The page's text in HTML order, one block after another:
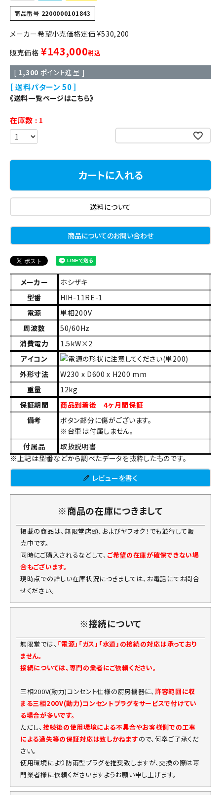
商品番号 2200000101843
定価 ¥530,200
販売価格 ¥143,000税込
[ 1,300 ポイント進呈 ]
送料パターン 50
《送料一覧ページはこちら》
在庫数
1
カートに入れる
送料について
商品についてのお問い合わせ
メーカー
ホシザキ
型番
HIH-11RE-1
電源
単相200V
周波数
50/60Hz
消費電力
1.5kW×2
アイコン
外形寸法
W230 x D600 x H200 mm
重量
12kg
保証期間
商品到着後 4ヶ月間保証
備考
ボタン部分に傷がございます。
※台車は付属しません。
付属品
取扱説明書
※上記は型番などから調べたデータを抜粋したものです。
レビューを書く
※商品の在庫につきまして
掲載の商品は、無限堂店頭、およびヤフオク！でも並行して販
売中です。
同時にご購入されるなどして、 ご希望の在庫が確保できない場
合もございます。
現時点での詳しい在庫状況につきましては、お電話にてお問合
せください。
※接続について
無限堂では、 「電源」「ガス」「水道」の接続の対応は承っており
ません。
接続については、専門の業者にご依頼ください。
三相200V(動力)コンセント仕様の厨房機器に、許容範囲に収
まる三相200V(動力)コンセントプラグをサービスで付けてい
る場合が多いです。
ただし、接続後の使用環境による不具合やお客様側での工事
による過失等の保証対応は致しかねますので、何卒ご了承くだ
さい。
使用環境により防雨型プラグを推奨致しますが、交換の際は専
門業者様に依頼くださいますようお願い申し上げます。